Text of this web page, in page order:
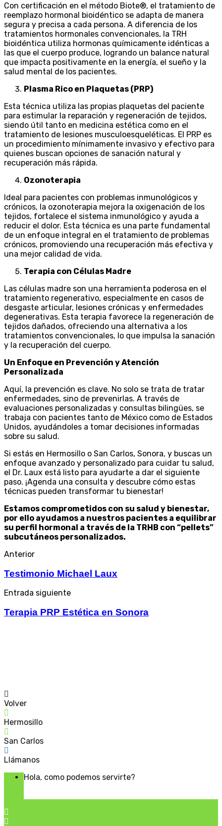
Con certificación en el método Biote®, el tratamiento de
reemplazo hormonal bioidéntico se adapta de manera
segura y precisa a cada persona. A diferencia de los
tratamientos hormonales convencionales, la TRH
bioidéntica utiliza hormonas químicamente idénticas a
las que el cuerpo produce, logrando un balance natural
que impacta positivamente en la energía, el sueño y la
salud mental de los pacientes.
Plasma Rico en Plaquetas (PRP)
Esta técnica utiliza las propias plaquetas del paciente
para estimular la reparación y regeneración de tejidos,
siendo útil tanto en medicina estética como en el
tratamiento de lesiones musculoesqueléticas. El PRP es
un procedimiento mínimamente invasivo y efectivo para
quienes buscan opciones de sanación natural y
recuperación más rápida.
Ozonoterapia
Ideal para pacientes con problemas inmunológicos y
crónicos, la ozonoterapia mejora la oxigenación de los
tejidos, fortalece el sistema inmunológico y ayuda a
reducir el dolor. Esta técnica es una parte fundamental
de un enfoque integral en el tratamiento de problemas
crónicos, promoviendo una recuperación más efectiva y
una mejor calidad de vida.
Terapia con Células Madre
Las células madre son una herramienta poderosa en el
tratamiento regenerativo, especialmente en casos de
desgaste articular, lesiones crónicas y enfermedades
degenerativas. Esta terapia favorece la regeneración de
tejidos dañados, ofreciendo una alternativa a los
tratamientos convencionales, lo que impulsa la sanación
y la recuperación del cuerpo.
Un Enfoque en Prevención y Atención
Personalizada
Aquí, la prevención es clave. No solo se trata de tratar
enfermedades, sino de prevenirlas. A través de
evaluaciones personalizadas y consultas bilingües, se
trabaja con pacientes tanto de México como de Estados
Unidos, ayudándoles a tomar decisiones informadas
sobre su salud.
Si estás en Hermosillo o San Carlos, Sonora, y buscas un
enfoque avanzado y personalizado para cuidar tu salud,
el Dr. Laux está listo para ayudarte a dar el siguiente
paso. ¡Agenda una consulta y descubre cómo estas
técnicas pueden transformar tu bienestar!
Estamos comprometidos con su salud y bienestar,
por ello ayudamos a nuestros pacientes a equilibrar
su perfil hormonal a través de la TRHB con “pellets”
subcutáneos personalizados.
Anterior
Testimonio Michael Laux
Entrada siguiente
Terapia PRP Estética en Sonora
Volver
Hermosillo
San Carlos
Llámanos
Hola, como podemos servirte?